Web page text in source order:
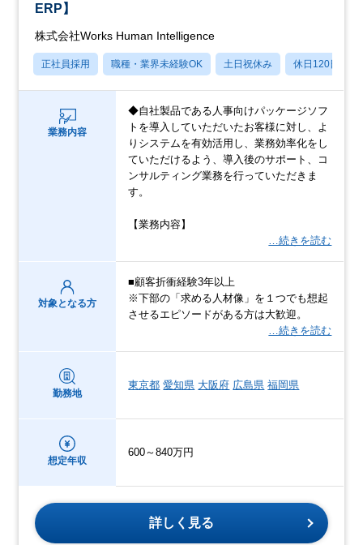
ERP】
株式会社Works Human Intelligence
正社員採用 職種・業界未経験OK 土日祝休み 休日120日以上
業務内容
◆自社製品である人事向けパッケージソフ
トを導入していただいたお客様に対し、よ
りシステムを有効活用し、業務効率化をし
ていただけるよう、導入後のサポート、コ
ンサルティング業務を行っていただきま
す。
【業務内容】
…続きを読む
対象となる方
■顧客折衝経験3年以上
※下部の「求める人材像」を１つでも想起
させるエピソードがある方は大歓迎。
…続きを読む
勤務地
東京都 愛知県 大阪府 広島県 福岡県
想定年収
600～840万円
詳しく見る